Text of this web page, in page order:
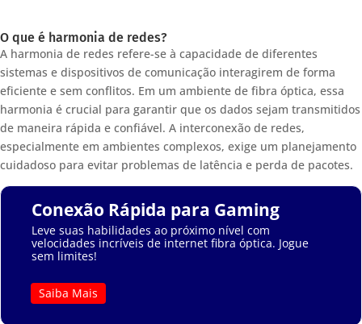
O que é harmonia de redes?
A harmonia de redes refere-se à capacidade de diferentes
sistemas e dispositivos de comunicação interagirem de forma
eficiente e sem conflitos. Em um ambiente de fibra óptica, essa
harmonia é crucial para garantir que os dados sejam transmitidos
de maneira rápida e confiável. A interconexão de redes,
especialmente em ambientes complexos, exige um planejamento
cuidadoso para evitar problemas de latência e perda de pacotes.
Conexão Rápida para Gaming
Leve suas habilidades ao próximo nível com
velocidades incríveis de internet fibra óptica. Jogue
sem limites!
Saiba Mais